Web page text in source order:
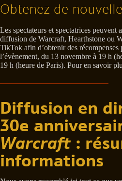
Obtenez de
Les spectateurs et spectatrices peuvent
diffusion de Warcraft, Hearthstone ou
TikTok afin d’obtenir des récompenses
l’évènement, du 13 novembre à 19 h
19 h (heure de Paris). Pour en savoir
Diffusion en
30e
Warcraft:
informations